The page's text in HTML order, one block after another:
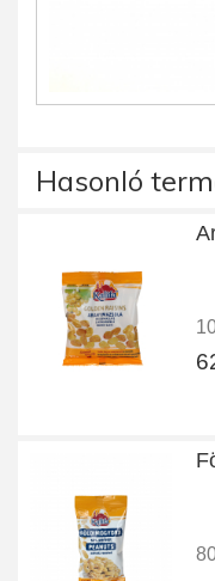
Hasonló